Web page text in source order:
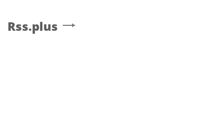
Rss.plus